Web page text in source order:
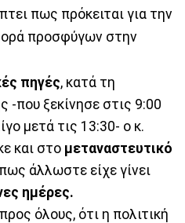
πως πρόκειται για την
προσφύγων στην
πηγές, κατά τη
-που ξεκίνησε στις 9:00
μετά τις 13:30- ο κ.
και στο μεταναστευτικό
άλλωστε είχε γίνει
ημέρες.
προς όλους, ότι η πολιτική